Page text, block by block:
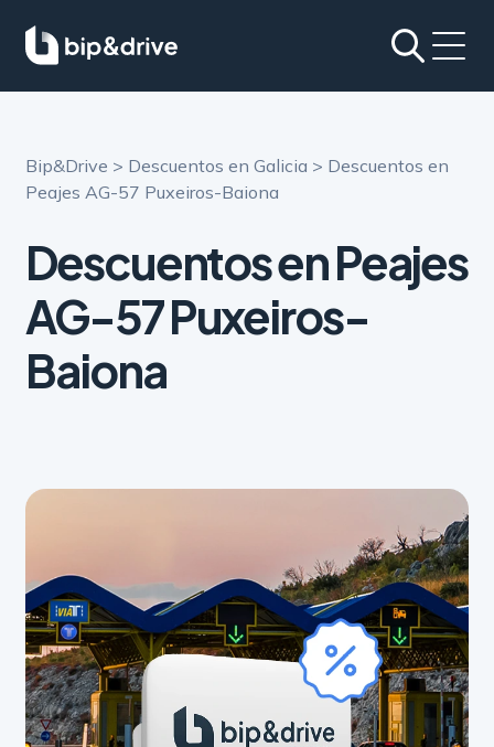
Bip&Drive > Descuentos en Galicia > Descuentos en
Peajes AG-57 Puxeiros-Baiona
Descuentos en Peajes
AG-57Puxeiros-
Baiona